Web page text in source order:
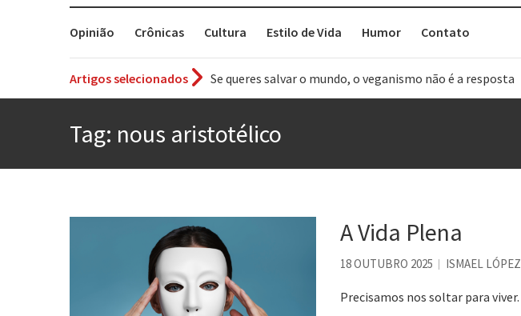
Opinião Crônicas Cultura Estilo de Vida Humor Contato
Artigos selecionados
Tem que filmar isso daí
Aprender a fracassar é o segredo do sucesso
Contardo Calligaris prega o “direito à tristeza”
Os causos de Jorge Luis Borges
Voto obrigatório é correto?
Se queres salvar o mundo, o veganismo não é a resposta
Tag: nous aristotélico
A Vida Plena
18 OUTUBRO 2025 ISMAEL LÓPEZ
Precisamos nos soltar para viver.